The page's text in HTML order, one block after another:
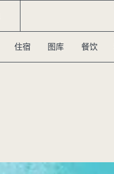
住宿 图库 餐饮